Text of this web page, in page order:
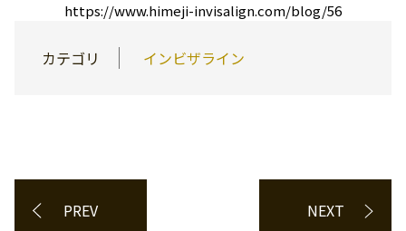
https://www.himeji-invisalign.com/blog/56
カテゴリ インビザライン
PREV NEXT